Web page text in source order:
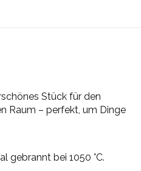
Stück für den
Raum – perfekt, um Dinge
gebrannt bei 1050 °C.